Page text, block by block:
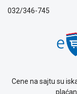
KREDIT
032/346-745
Cene na sajtu su